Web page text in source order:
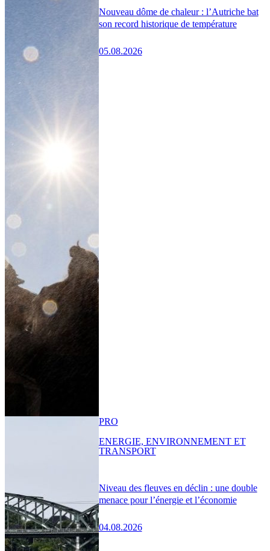
Nouveau dôme de chaleur : l’Autriche bat
son record historique de température
05.08.2026
Niveau des fleuves en déclin : une double
menace pour l’énergie et l’économie
04.08.2026
PRO
ENERGIE, ENVIRONNEMENT ET
TRANSPORT